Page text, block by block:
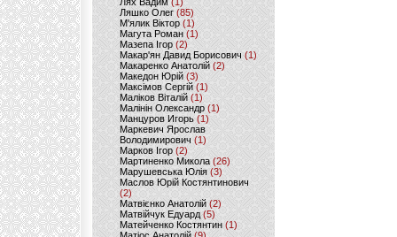
Ляшко Олег (85)
М'ялик Віктор(1)
Магута Роман(1)
Мазепа Ігор (2)
Макар'ян Давид Борисович(1)
Макаренко Анатолій (2)
Македон Юрій(3)
Максімов Сергій (1)
Маліков Віталій (1)
Малінін Олександр (1)
Манцуров Игорь (1)
Маркевич Ярослав
Володимирович (1)
Марков Ігор (2)
Мартиненко Микола (26)
Марушевська Юлія (3)
Маслов Юрій Костянтинович
(2)
Матвієнко Анатолій (2)
Матвійчук Едуард(5)
Матейченко Костянтин (1)